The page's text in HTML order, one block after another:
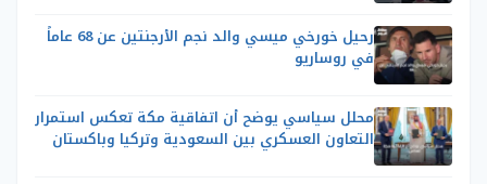
رحيل خورخي ميسي والد نجم الأرجنتين عن 68 عاماً
في روساريو
محلل سياسي يوضح أن اتفاقية مكة تعكس استمرار
التعاون العسكري بين السعودية وتركيا وباكستان